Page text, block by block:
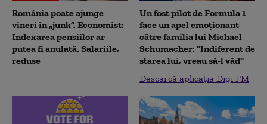
România poate ajunge
vineri în „junk”. Economist:
Indexarea pensiilor ar
putea fi anulată. Salariile,
reduse
Un fost pilot de Formula 1
face un apel emoționant
către familia lui Michael
Schumacher: "Indiferent de
starea lui, vreau să-l văd"
Descarcă aplicația Digi FM